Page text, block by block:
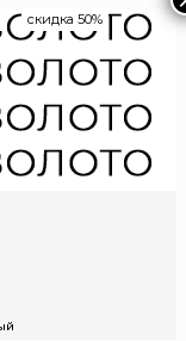
скидка 50%